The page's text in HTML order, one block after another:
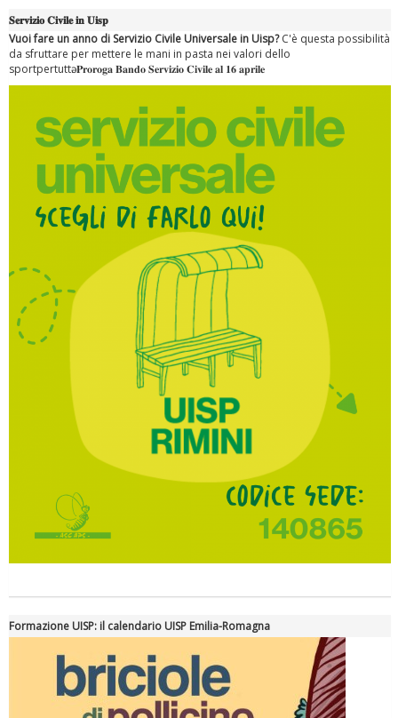
𝐒𝐞𝐫𝐯𝐢𝐳𝐢𝐨 𝐂𝐢𝐯𝐢𝐥𝐞 𝐢𝐧 𝐔𝐢𝐬𝐩
Vuoi fare un anno di Servizio Civile Universale in Uisp?C'è questa possibilità
da sfruttare per mettere le mani in pasta nei valori dello
sportpertuttә. 𝐏𝐫𝐨𝐫𝐨𝐠𝐚 𝐁𝐚𝐧𝐝𝐨 𝐒𝐞𝐫𝐯𝐢𝐳𝐢𝐨 𝐂𝐢𝐯𝐢𝐥𝐞 𝐚𝐥 𝟏𝟔 𝐚𝐩𝐫𝐢𝐥𝐞
Formazione UISP: il calendario UISP Emilia-Romagna